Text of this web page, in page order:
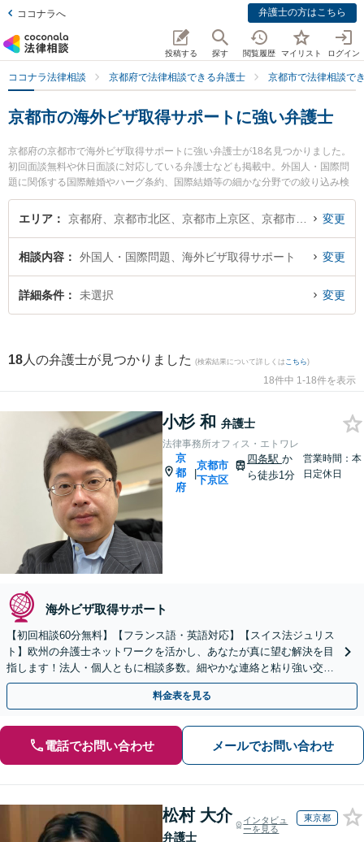
ココナラへ 弁護士の方はこちら
投稿する 探す 閲覧履歴 マイリスト ログイン
ココナラ法律相談 京都府で法律相談できる弁護士 京都市で法律相談で
京都市の海外ビザ取得サポートに強い弁護士
京都府の京都市で海外ビザ取得サポートに強い弁護士が18名見つかりました。
初回面談無料や休日面談に対応している弁護士なども掲載中。外国人・国際問
題に関係する国際離婚やハーグ条約、国際結婚等の細かな分野での絞り込み検
索もでき便利です。特に法律事務所オフィス・エトワレの小杉 和弁護士や弁護
士法人本江法律事務所 京都オフィスの東 浩作弁護士、松原法律事務所の松原
弁護士に相談したい』『海外ビザ取得サポートのトラブル解決の実績豊富な近
くの弁護士を検索したい』『初回相談無料で海外ビザ取得サポートを法律相談
できる京都市内の弁護士に相談予約したい』などでお困りの相談者さんにおす
エリア 変更
相談内容 外国人・国際問題、海外ビザ取得サポート 変更
詳細条件 未選択 変更
18 人の弁護士が見つかりました (検索結果について詳しくは こちら)
18件中 1-18件を表示
小杉 和 弁護士
法律事務所オフィス・エトワレ
京
都
府
|
京都市
下京区
四条駅 か
ら徒歩1分
営業時間：本
日定休日
海外ビザ取得サポート
【初回相談60分無料】【フランス語・英語対応】【スイス法ジュリス
ト】欧州の弁護士ネットワークを活かし、あなたが真に望む解決を目
指します！法人・個人ともに相談多数。細やかな連絡と粘り強い交渉
を徹底【WEB対応｜休日・夜間相談可】【完全個室】
料金表を見る
電話でお問い合わせ メールでお問い合わせ
松村 大介
弁護士
インタビュ
ーを見る
東京都